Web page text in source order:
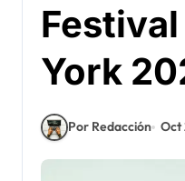
York
Por Redacción Oct